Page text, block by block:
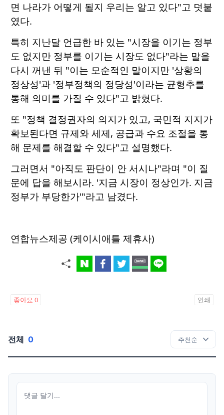
면 나라가 어떻게 될지 우리는 알고 있다"고 덧붙
였다.
특히 지난달 언급한 바 있는 "시장을 이기는 정부
도 없지만 정부를 이기는 시장도 없다"라는 말을
다시 꺼낸 뒤 "이는 모순적인 말이지만 '상황의
정상성'과 '정부정책의 정당성'이라는 균형추를
통해 의미를 가질 수 있다"고 밝혔다.
또 "정책 결정권자의 의지가 있고, 국민적 지지가
확보된다면 규제와 세제, 공급과 수요 조절을 통
해 문제를 해결할 수 있다"고 설명했다.
그러면서 "아직도 판단이 안 서시나"라며 "이 질
문에 답을 해보시라. '지금 시장이 정상인가. 지금
정부가 부당한가'"라고 남겼다.
연합뉴스제공 (케이시애틀 제휴사)
좋아요 0 인쇄
전체 0